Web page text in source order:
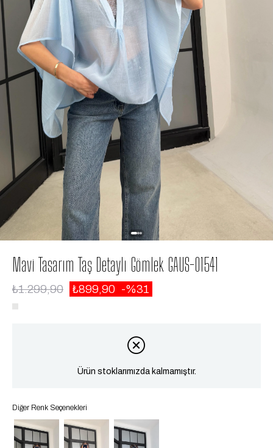
Mavi Tasarım Taş Detaylı Gömlek GAUS-01541
₺1.299,90 ₺899,90 31
Ürün stoklarımızda kalmamıştır.
Diğer Renk Seçenekleri